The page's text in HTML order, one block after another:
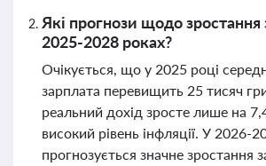
Які прогнози щодо зростання
2025-2028 роках?
Очікується, що у 2025 році
зарплата перевищить 25 тисяч
реальний дохід зросте лише на
високий рівень інфляції. У 2026-
прогнозується значне зростання